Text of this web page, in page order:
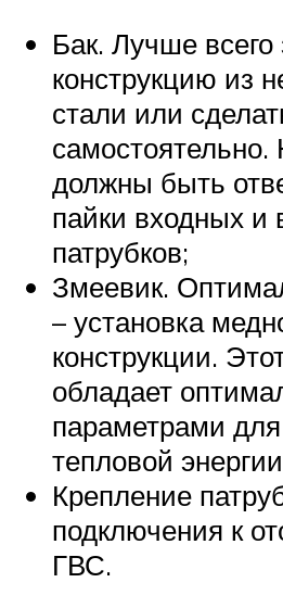
Бак. Лучше всего
конструкцию из
стали или
самостоятельно.
должны быть
пайки входных и
патрубков;
Змеевик.
– установка
конструкции.
обладает
параметрами
тепловой
Крепление
подключения к
ГВС.